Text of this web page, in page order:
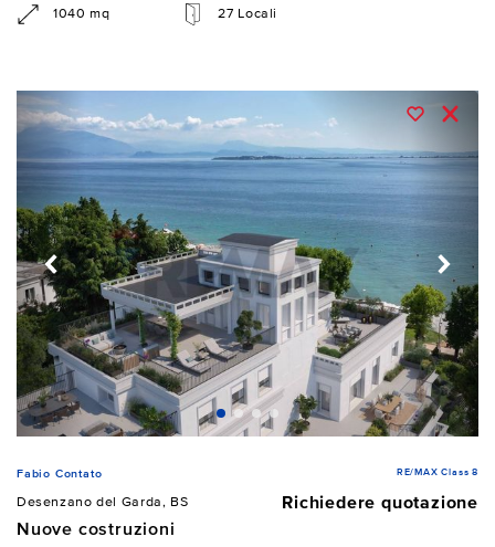
1040 mq 27 Locali
Fabio Contato RE/MAX Class 8
Desenzano del Garda, BS
Richiedere quotazione
Nuove costruzioni